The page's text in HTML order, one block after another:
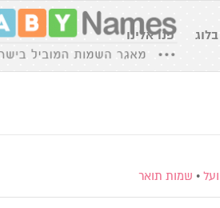
בלוג פנו אלינו
• שמות תואר